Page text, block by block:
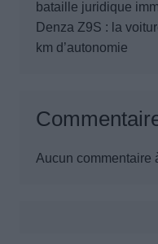
bataille juridique
Denza Z9S : la
km d’autonomie
Aucun commentaire